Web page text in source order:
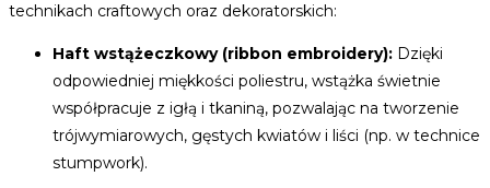
technikach craftowych oraz dekoratorskich:
Haft wstążeczkowy (ribbon embroidery): Dzięki
odpowiedniej miękkości poliestru, wstążka świetnie
współpracuje z igłą i tkaniną, pozwalając na tworzenie
trójwymiarowych, gęstych kwiatów i liści (np. w technice
stumpwork).